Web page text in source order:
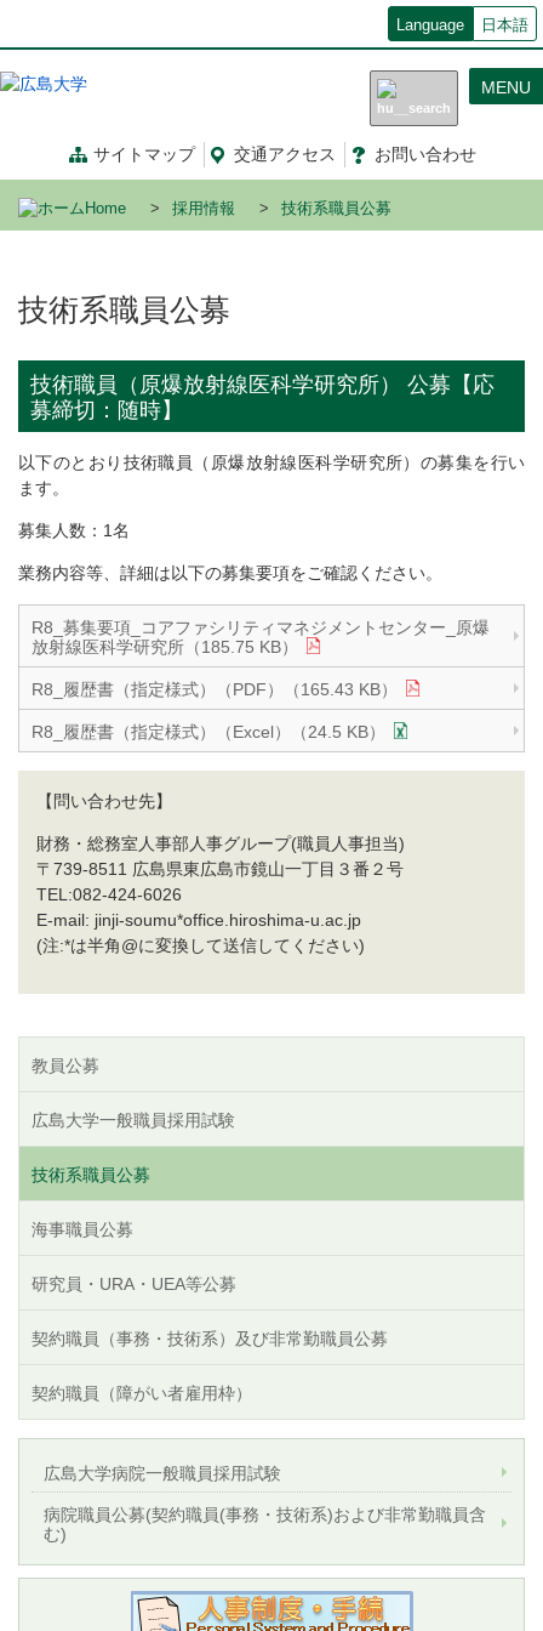
コ
Language 日本語
サイトマップ 交通アクセス お問い合わせ
MENU
Home 採用情報 技術系職員公募
技術系職員公募
技術職員（原爆放射線医科学研究所） 公募【応
募締切：随時】
以下のとおり技術職員（原爆放射線医科学研究所）の募集を行い
ます。
募集人数：1名
業務内容等、詳細は以下の募集要項をご確認ください。
R8_募集要項_コアファシリティマネジメントセンター_原爆
放射線医科学研究所（185.75 KB）
R8_履歴書（指定様式）（PDF）（165.43 KB）
R8_履歴書（指定様式）（Excel）（24.5 KB）
【問い合わせ先】
財務・総務室人事部人事グループ(職員人事担当)
〒739-8511 広島県東広島市鏡山一丁目３番２号
TEL:082-424-6026
E-mail: jinji-soumu*office.hiroshima-u.ac.jp
(注:*は半角@に変換して送信してください)
教員公募
広島大学一般職員採用試験
技術系職員公募
海事職員公募
研究員・URA・UEA等公募
契約職員（事務・技術系）及び非常勤職員公募
契約職員（障がい者雇用枠）
広島大学病院一般職員採用試験
病院職員公募(契約職員(事務・技術系)および非常勤職員含
む)